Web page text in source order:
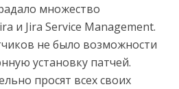
множество
и Jira Service Management.
не было возможности
установку патчей.
просят всех своих